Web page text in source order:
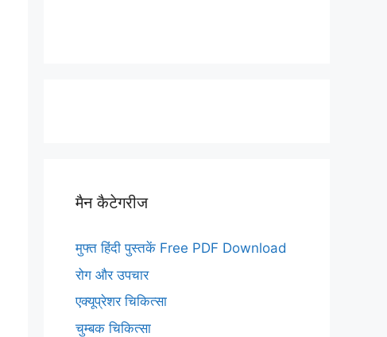
मैन कैटेगरीज
मुफ्त हिंदी पुस्तकें Free PDF Download
रोग और उपचार
एक्यूप्रेशर चिकित्सा
चुम्बक चिकित्सा